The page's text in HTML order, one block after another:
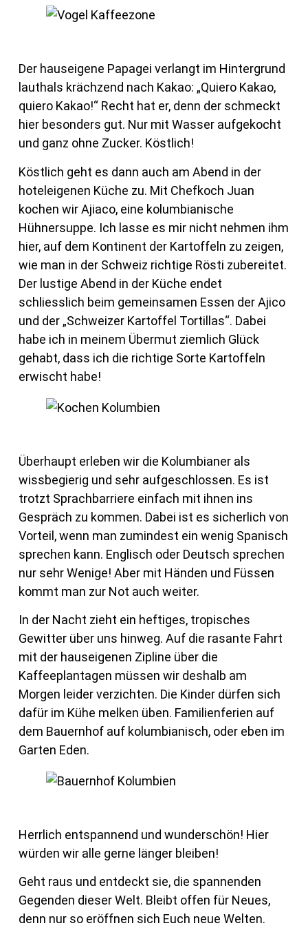
Der hauseigene Papagei verlangt im Hintergrund
lauthals krächzend nach Kakao: „Quiero Kakao,
quiero Kakao!“ Recht hat er, denn der schmeckt
hier besonders gut. Nur mit Wasser aufgekocht
und ganz ohne Zucker. Köstlich!
Köstlich geht es dann auch am Abend in der
hoteleigenen Küche zu. Mit Chefkoch Juan
kochen wir Ajiaco, eine kolumbianische
Hühnersuppe. Ich lasse es mir nicht nehmen ihm
hier, auf dem Kontinent der Kartoffeln zu zeigen,
wie man in der Schweiz richtige Rösti zubereitet.
Der lustige Abend in der Küche endet
schliesslich beim gemeinsamen Essen der Ajico
und der „Schweizer Kartoffel Tortillas“. Dabei
habe ich in meinem Übermut ziemlich Glück
gehabt, dass ich die richtige Sorte Kartoffeln
erwischt habe!
Überhaupt erleben wir die Kolumbianer als
wissbegierig und sehr aufgeschlossen. Es ist
trotzt Sprachbarriere einfach mit ihnen ins
Gespräch zu kommen. Dabei ist es sicherlich von
Vorteil, wenn man zumindest ein wenig Spanisch
sprechen kann. Englisch oder Deutsch sprechen
nur sehr Wenige! Aber mit Händen und Füssen
kommt man zur Not auch weiter.
In der Nacht zieht ein heftiges, tropisches
Gewitter über uns hinweg. Auf die rasante Fahrt
mit der hauseigenen Zipline über die
Kaffeeplantagen müssen wir deshalb am
Morgen leider verzichten. Die Kinder dürfen sich
dafür im Kühe melken üben. Familienferien auf
dem Bauernhof auf kolumbianisch, oder eben im
Garten Eden.
Herrlich entspannend und wunderschön! Hier
würden wir alle gerne länger bleiben!
Geht raus und entdeckt sie, die spannenden
Gegenden dieser Welt. Bleibt offen für Neues,
denn nur so eröffnen sich Euch neue Welten.